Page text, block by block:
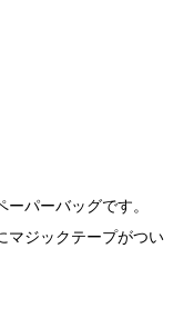
パーバッグです。
マジックテープがつい